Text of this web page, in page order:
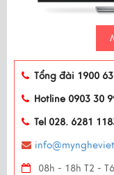
Tổng đài 1900
Hotline 0903 30
Tel 028. 6281
08h - 18h T2 -